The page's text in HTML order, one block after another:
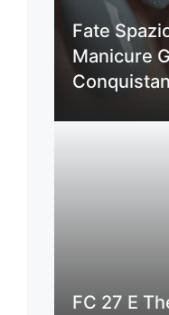
Fate
Manicure
FC 27 E